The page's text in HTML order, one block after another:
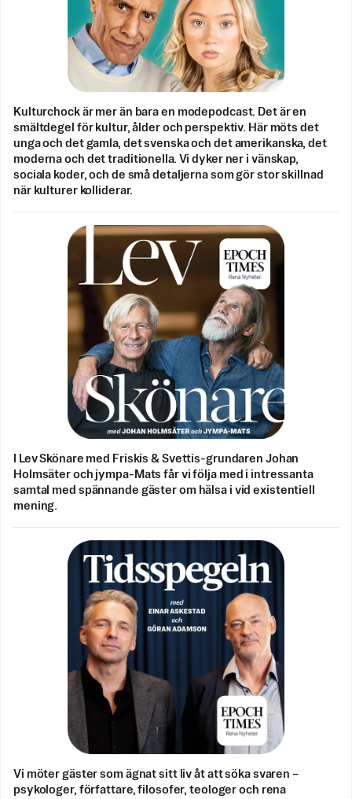
Kulturchock är mer än bara en modepodcast. Det är en
smältdegel för kultur, ålder och perspektiv. Här möts det
unga och det gamla, det svenska och det amerikanska, det
moderna och det traditionella. Vi dyker ner i vänskap,
sociala koder, och de små detaljerna som gör stor skillnad
när kulturer kolliderar.
I Lev Skönare med Friskis & Svettis-grundaren Johan
Holmsäter och jympa-Mats får vi följa med i intressanta
samtal med spännande gäster om hälsa i vid existentiell
mening.
Vi möter gäster som ägnat sitt liv åt att söka svaren –
psykologer, författare, filosofer, teologer och rena